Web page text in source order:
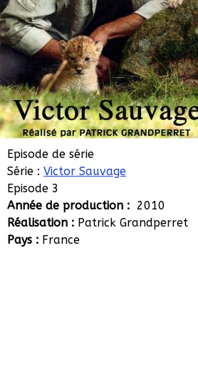
Episode de série
Série : Victor Sauvage
Episode 3
Année de production : 2010
Réalisation : Patrick Grandperret
Pays : France